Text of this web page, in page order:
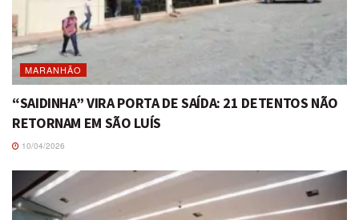
MARANHÃO
“SAIDINHA” VIRA PORTA DE SAÍDA: 21 DETENTOS NÃO
RETORNAM EM SÃO LUÍS
10/04/2026